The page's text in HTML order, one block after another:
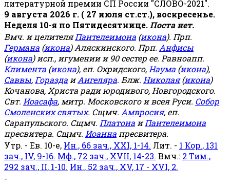
литературной премии СП России "СЛОВО-2021".
9 августа 2026 г. ( 27 июля ст.ст.), воскресенье.
Неделя 10-я по Пятидесятнице. Поста нет.
Вмч. и целителяПантелеимона (икона). Прп.
Германа (икона) Аляскинского. Прп. Анфисы
(икона) исп., игумении и 90 сестер ее. Равноапп.
Климента (икона), еп. Охридского, Наума (икона),
Саввы, Горазда иАнгеляра. Блж. Николая(икона)
Кочанова, Христа ради юродивого, Новгородского.
Свт. Иоасафа, митр. Московского и всея Руси. Собор
Смоленских святых. Сщмч. Амвросия, еп.
Сарапульского. Сщмч. Платона иПантелеимона
пресвитера. Сщмч. Иоанна пресвитера.
Утр. - Ев. 10-е, Ин., 66 зач., XXI, 1-14. Лит. - 1 Кор., 131
зач., IV, 9-16. Мф., 72 зач., XVII, 14-23. Вмч.: 2 Тим.,
292 зач., II, 1-10. Ин., 52 зач., XV, 17 - XVI, 2.
-